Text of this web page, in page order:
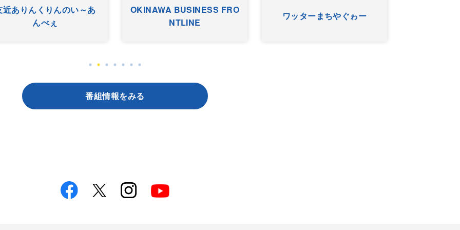
近ありんくりんのい～あ
んべぇ
OKINAWA BUSINESS FRO
NTLINE
ワッターまちやぐゎー
番組情報をみる